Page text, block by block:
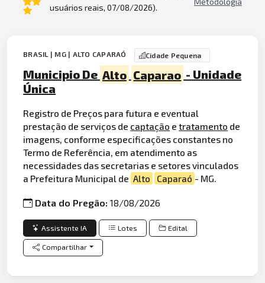
usuários reais, 07/08/2026).
BRASIL | MG | ALTO CAPARAÓ Cidade Pequena
Municipio De Alto Caparao - Unidade
Única
Registro de Preços para futura e eventual
prestação de serviços de captação etratamento de
imagens, conforme especificações constantes no
Termo de Referência, em atendimento as
necessidades das secretarias e setores vinculados
a Prefeitura Municipal de Alto Caparaó - MG.
Data do Pregão:18/08/2026
Assistente IA Lotes Edital
Compartilhar